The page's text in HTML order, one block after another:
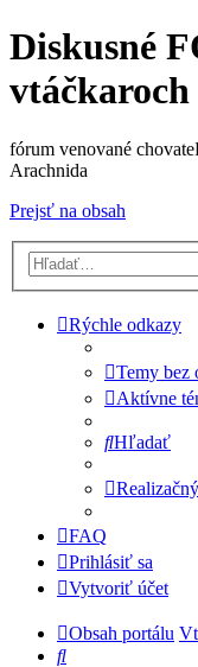
Diskusné
vtáčkaroch
fórum venované
Arachnida
Prejsť na obsah
Rýchle odkazy
Temy bez
Aktívne
Hľadať
FAQ
Prihlásiť sa
Vytvoriť účet
Obsah portálu
Hľadať